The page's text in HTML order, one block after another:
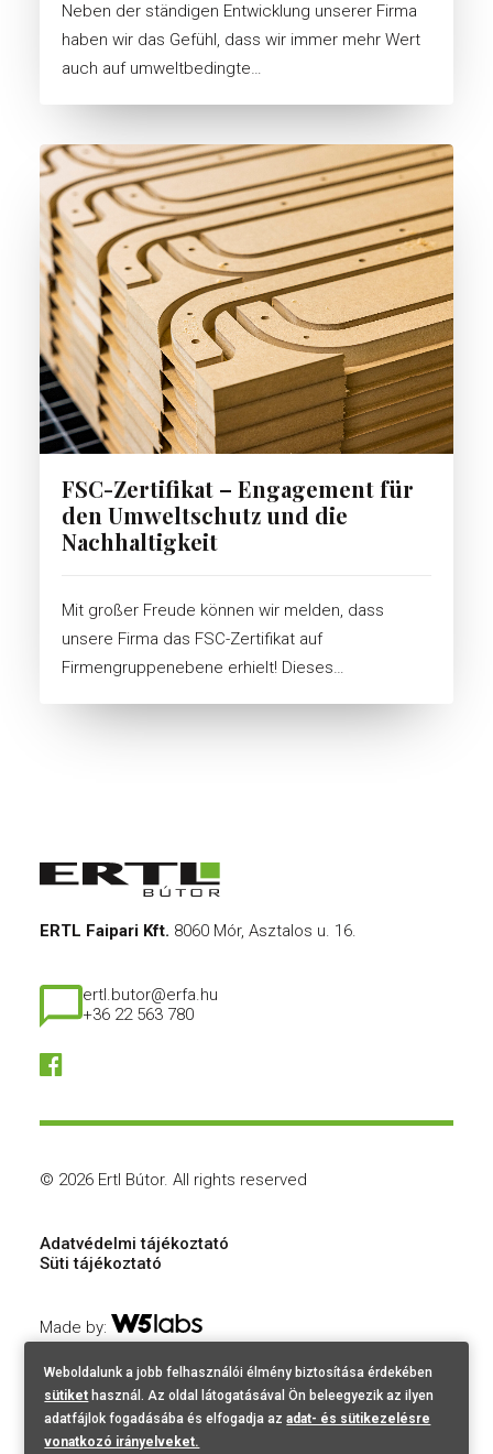
Neben der ständigen Entwicklung unserer Firma
haben wir das Gefühl, dass wir immer mehr Wert
auch auf umweltbedingte…
FSC-Zertifikat – Engagement für
den Umweltschutz und die
Nachhaltigkeit
Mit großer Freude können wir melden, dass
unsere Firma das FSC-Zertifikat auf
Firmengruppenebene erhielt! Dieses…
ERTL Faipari Kft. 8060 Mór, Asztalos u. 16.
ertl.butor@erfa.hu
+36 22 563 780
© 2026 Ertl Bútor. All rights reserved
Adatvédelmi tájékoztató
Süti tájékoztató
Made by:
Weboldalunk a jobb felhasználói élmény biztosítása érdekében
sütiket használ. Az oldal látogatásával Ön beleegyezik az ilyen
adatfájlok fogadásába és elfogadja azadat- és sütikezelésre
vonatkozó irányelveket.